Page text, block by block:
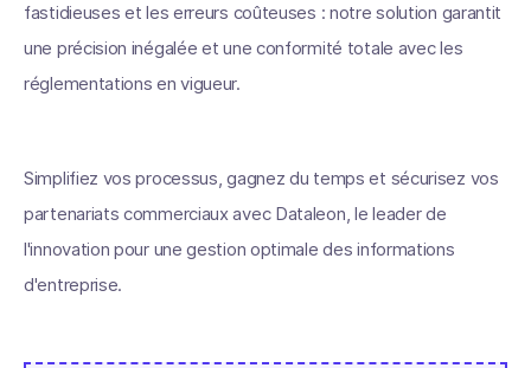
fastidieuses et les erreurs coûteuses : notre solution garantit
une précision inégalée et une conformité totale avec les
réglementations en vigueur.
Simplifiez vos processus, gagnez du temps et sécurisez vos
partenariats commerciaux avec Dataleon, le leader de
l'innovation pour une gestion optimale des informations
d'entreprise.